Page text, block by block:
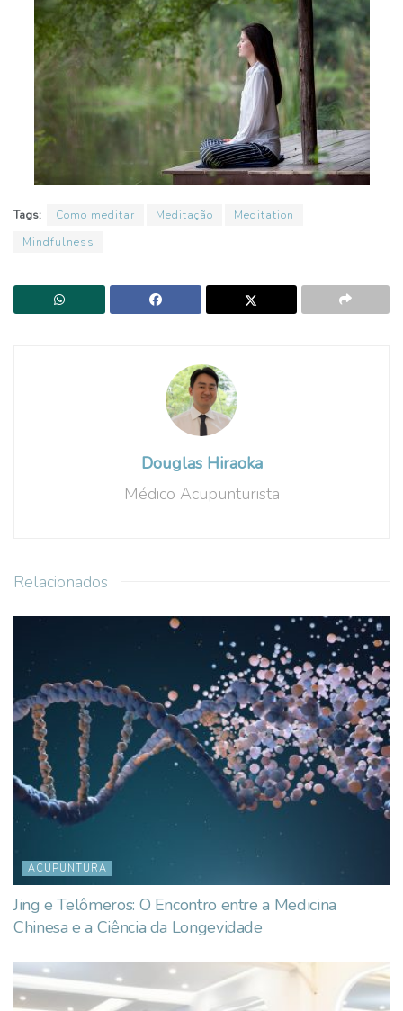
Tags: Como meditar Meditação
Meditation
Mindfulness
Douglas Hiraoka
Médico Acupunturista
Relacionados
ACUPUNTURA
Jing e Telômeros: O Encontro entre a Medicina
Chinesa e a Ciência da Longevidade